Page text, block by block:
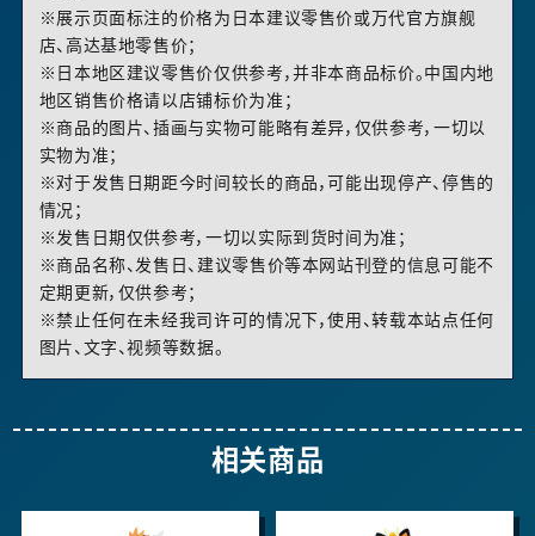
※展示页面标注的价格为日本建议零售价或万代官方旗舰
店、高达基地零售价；
※日本地区建议零售价仅供参考，并非本商品标价。中国内地
地区销售价格请以店铺标价为准；
※商品的图片、插画与实物可能略有差异，仅供参考，一切以
实物为准；
※对于发售日期距今时间较长的商品，可能出现停产、停售的
情况；
※发售日期仅供参考，一切以实际到货时间为准；
※商品名称、发售日、建议零售价等本网站刊登的信息可能不
定期更新，仅供参考；
※禁止任何在未经我司许可的情况下，使用、转载本站点任何
图片、文字、视频等数据。
相关商品